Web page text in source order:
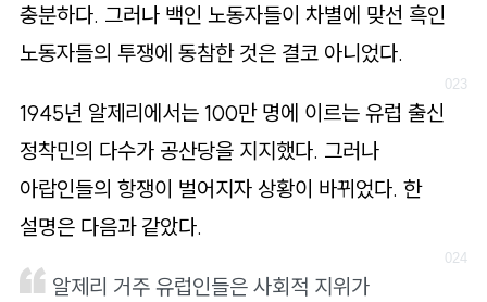
충분하다. 그러나 백인 노동자들이 차별에 맞선 흑인
노동자들의 투쟁에 동참한 것은 결코 아니었다.
1945년 알제리에서는 100만 명에 이르는 유럽 출신
정착민의 다수가 공산당을 지지했다. 그러나
아랍인들의 항쟁이 벌어지자 상황이 바뀌었다. 한
설명은 다음과 같았다.
알제리 거주 유럽인들은 사회적 지위가